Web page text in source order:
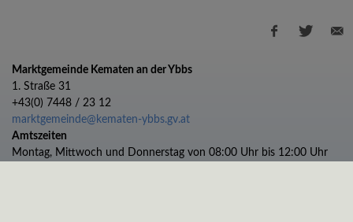
Marktgemeinde Kematen an der Ybbs
1. Straße 31
+43(0) 7448 / 23 12
marktgemeinde@kematen-ybbs.gv.at
Amtszeiten
Montag, Mittwoch und Donnerstag von 08:00 Uhr bis 12:00 Uhr